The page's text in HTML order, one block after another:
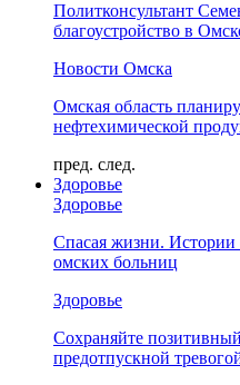
Политконсультант
благоустройство в
Новости Омска
Омская область
нефтехимической
пред. след.
Здоровье
Здоровье
Спасая жизни. Истории
омских больниц
Здоровье
Сохраняйте
предотпускной